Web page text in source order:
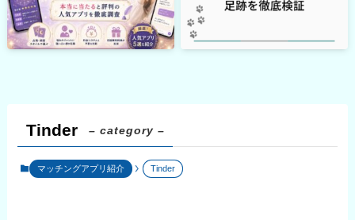
Tinder – category –
マッチングアプリ紹介 Tinder